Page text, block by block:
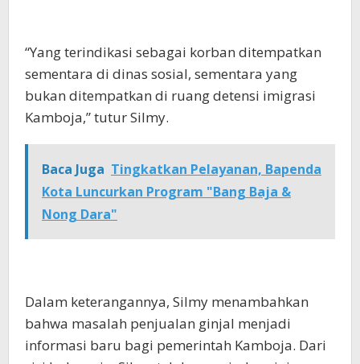
“Yang terindikasi sebagai korban ditempatkan
sementara di dinas sosial, sementara yang
bukan ditempatkan di ruang detensi imigrasi
Kamboja,” tutur Silmy.
Baca Juga Tingkatkan Pelayanan, Bapenda
Kota Luncurkan Program "Bang Baja &
Nong Dara"
Dalam keterangannya, Silmy menambahkan
bahwa masalah penjualan ginjal menjadi
informasi baru bagi pemerintah Kamboja. Dari